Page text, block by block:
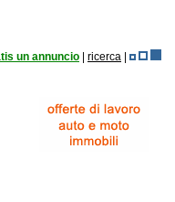
un annuncio ricerca